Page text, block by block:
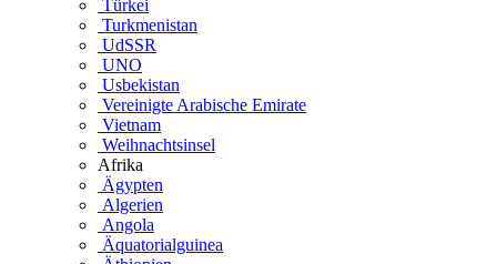
Türkei
Turkmenistan
UdSSR
UNO
Usbekistan
Vereinigte Arabische Emirate
Vietnam
Weihnachtsinsel
Afrika
Ägypten
Algerien
Angola
Äquatorialguinea